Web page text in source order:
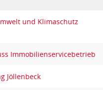
und Klimaschutz
Immobilienservicebetrieb
Jöllenbeck